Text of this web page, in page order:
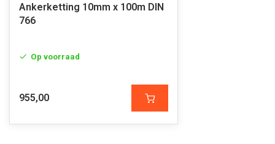
Ankerketting 10mm x 100m DIN
766
Op voorraad
955,00